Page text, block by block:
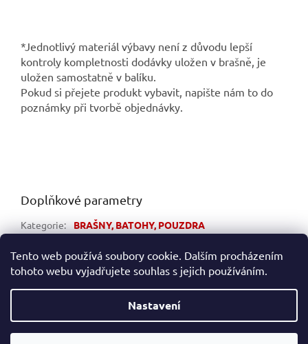
Tento web používá soubory cookie. Dalším procházením
tohoto webu vyjadřujete souhlas s jejich používáním.
Nastavení
*Jednotlivý materiál výbavy není z důvodu lepší
kontroly kompletnosti dodávky uložen v brašně, je
uložen samostatně v balíku.
Pokud si přejete produkt vybavit, napište nám to do
poznámky při tvorbě objednávky.
Doplňkové parametry
Kategorie:
BRAŠNY, BATOHY, POUZDRA
Vytvořil Shoptet